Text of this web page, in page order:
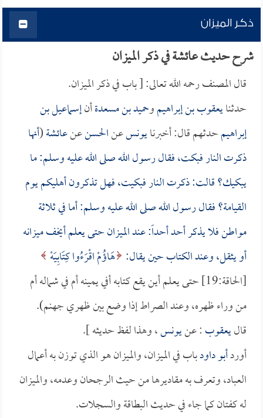
ذكر الميزان
شرح حديث عائشة في ذكر الميزان
قال المصنف رحمه الله تعالى: [ باب في ذكر الميزان.
حدثنايعقوب بن إبراهيموحميد بن مسعدةأنإسماعيل بن
إبراهيمحدثهم قال: أخبرنايونسعنالحسنعنعائشة(أنها
ذكرت النار فبكت، فقال رسول الله صلى الله عليه وسلم: ما
يبكيك؟ قالت: ذكرت النار فبكيت، فهل تذكرون أهليكم يوم
القيامة؟ فقال رسول الله صلى الله عليه وسلم: أما في ثلاثة
مواطن فلا يذكر أحد أحداً: عند الميزان حتى يعلم أيخف ميزانه
أو يثقل، وعند الكتاب حين يقال: هَاؤُمْ اقْرَءُوا كِتَابِيَهْ
[الحاقة:19] حتى يعلم أين يقع كتابه أفي يمينه أم في شماله أم
من وراء ظهره، وعند الصراط إذا وضع بين ظهري جهنم).
قاليعقوب: عنيونس، وهذا لفظ حديثه ].
أوردأبو داودباب في الميزان، والميزان هو الذي توزن به أعمال
العباد، وتعرف به مقاديرها من حيث الرجحان وعدمه، والميزان
له كفتان كما جاء في حديث البطاقة والسجلات.